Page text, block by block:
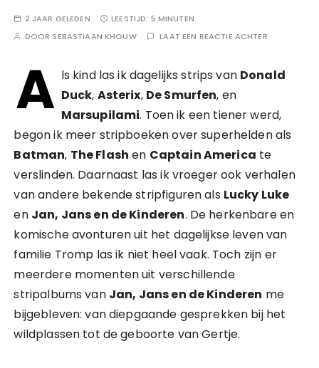
2 JAAR GELEDEN LEESTIJD: 5 MINUTEN
DOOR SEBASTIAAN KHOUW LAAT EEN REACTIE ACHTER
A ls kind las ik dagelijks strips van Donald
Duck, Asterix, De Smurfen, en
Marsupilami. Toen ik een tiener werd,
begon ik meer stripboeken over superhelden als
Batman, The Flash en Captain America te
verslinden. Daarnaast las ik vroeger ook verhalen
van andere bekende stripfiguren als Lucky Luke
en Jan, Jans en de Kinderen. De herkenbare en
komische avonturen uit het dagelijkse leven van
familie Tromp las ik niet heel vaak. Toch zijn er
meerdere momenten uit verschillende
stripalbums van Jan, Jans en de Kinderen me
bijgebleven: van diepgaande gesprekken bij het
wildplassen tot de geboorte van Gertje.